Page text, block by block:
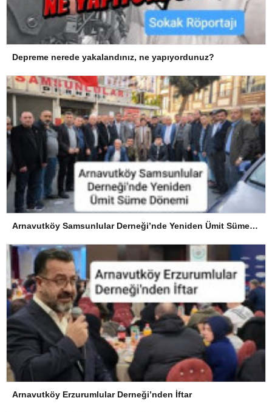
Depreme nerede yakalandınız, ne yapıyordunuz?
Arnavutköy Samsunlular Derneği’nde Yeniden Ümit Süme Dönemi
Arnavutköy Erzurumlular Derneği’nden İftar